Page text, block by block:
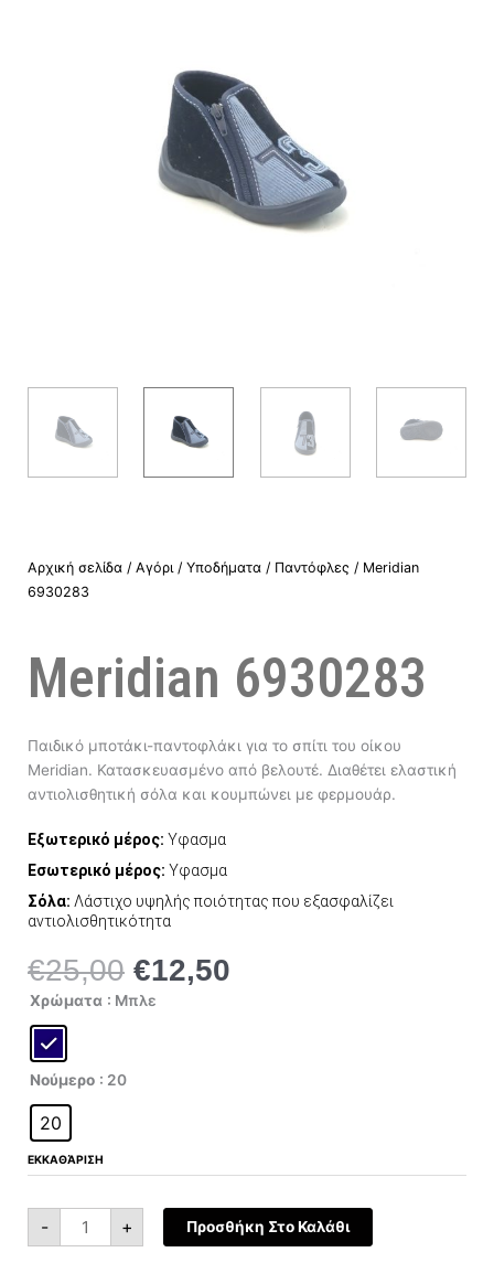
Αρχική σελίδα / Αγόρι / Υποδήματα / Παντόφλες / Meridian
6930283
Meridian 6930283
Παιδικό μποτάκι-παντοφλάκι για το σπίτι του οίκου
Meridian. Κατασκευασμένο από βελουτέ. Διαθέτει ελαστική
αντιολισθητική σόλα και κουμπώνει με φερμουάρ.
Εξωτερικό μέρος: Υφασμα
Εσωτερικό μέρος: Υφασμα
Σόλα: Λάστιχο υψηλής ποιότητας που εξασφαλίζει
αντιολισθητικότητα
€25,00 Original
price
€12,50
Χρώματα : Μπλε
Νούμερο : 20
20
ΕΚΚΑΘΆΡΙΣΗ
-
Meridian
6930283
+ Προσθήκη Στο Καλάθι